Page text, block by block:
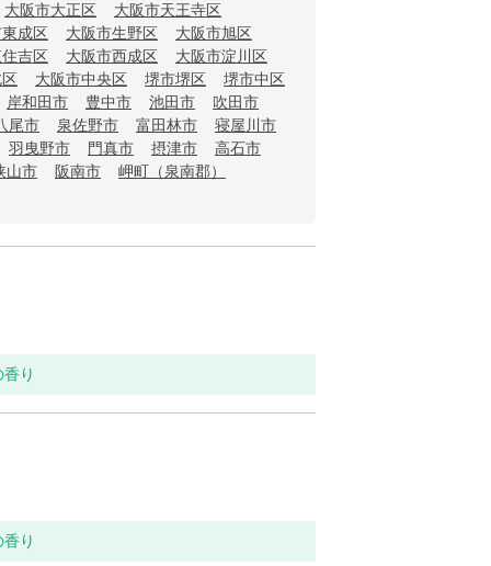
大阪市大正区
大阪市天王寺区
成区 大阪市生野区
大阪市旭区
吉区 大阪市西成区
大阪市淀川区
大阪市中央区 堺市堺区
堺市中区
岸和田市 豊中市 池田市
吹田市
尾市 泉佐野市 富田林市
寝屋川市
羽曳野市 門真市 摂津市
高石市
山市 阪南市
岬町（泉南郡）
り
り